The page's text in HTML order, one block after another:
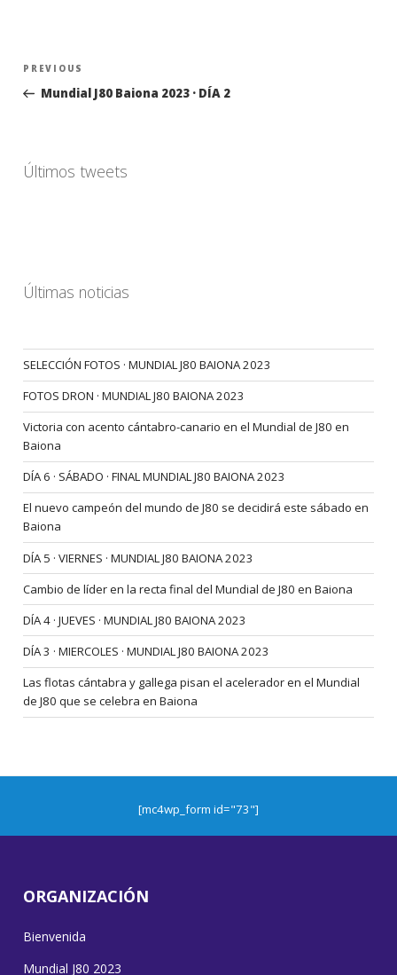
Navegación
entradas
Previous
Post
PREVIOUS
Mundial J80 Baiona 2023 · DÍA 2
Últimos tweets
Últimas noticias
SELECCIÓN FOTOS · MUNDIAL J80 BAIONA 2023
FOTOS DRON · MUNDIAL J80 BAIONA 2023
Victoria con acento cántabro-canario en el Mundial de J80 en
Baiona
DÍA 6 · SÁBADO · FINAL MUNDIAL J80 BAIONA 2023
El nuevo campeón del mundo de J80 se decidirá este sábado en
Baiona
DÍA 5 · VIERNES · MUNDIAL J80 BAIONA 2023
Cambio de líder en la recta final del Mundial de J80 en Baiona
DÍA 4 · JUEVES · MUNDIAL J80 BAIONA 2023
DÍA 3 · MIERCOLES · MUNDIAL J80 BAIONA 2023
Las flotas cántabra y gallega pisan el acelerador en el Mundial
de J80 que se celebra en Baiona
[mc4wp_form id="73"]
ORGANIZACIÓN
Bienvenida
Mundial J80 2023